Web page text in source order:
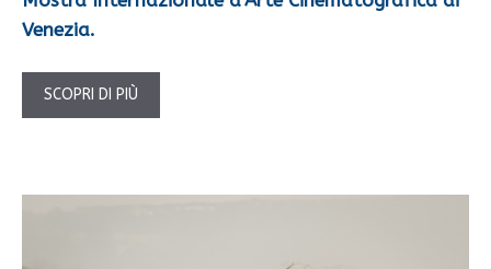
Venezia.
SCOPRI DI PIÙ